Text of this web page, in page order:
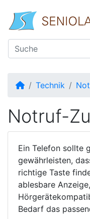
Startseite
Technik
Notruf-
Ein Telefon sollte
gewährleisten,
richtige Taste
ablesbare
Bedarf das